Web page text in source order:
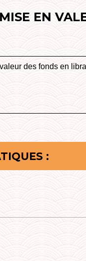
EN
des fonds en
: